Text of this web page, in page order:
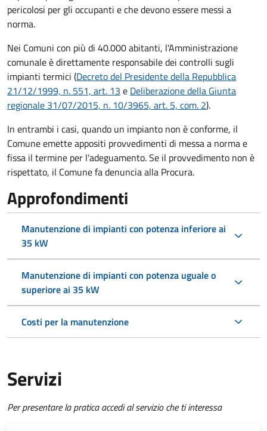
pericolosi per gli occupanti e che devono essere messi a
norma.
Nei Comuni con più di 40.000 abitanti, l'Amministrazione
comunale è direttamente responsabile dei controlli sugli
impianti termici (Decreto del Presidente della Repubblica
21/12/1999, n. 551, art. 13 e Deliberazione della Giunta
regionale 31/07/2015, n. 10/3965, art. 5, com. 2).
In entrambi i casi, quando un impianto non è conforme, il
Comune emette appositi provvedimenti di messa a norma e
fissa il termine per l'adeguamento. Se il provvedimento non è
rispettato, il Comune fa denuncia alla Procura.
Approfondimenti
Manutenzione di impianti con potenza inferiore ai
35 kW
Manutenzione di impianti con potenza uguale o
superiore ai 35 kW
Costi per la manutenzione
Servizi
Per presentare la pratica accedi al servizio che ti interessa